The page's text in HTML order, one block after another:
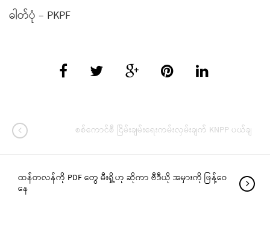
ဓါတ်ပုံ – PKPF
စစ်ကောင်စီ ငြိမ်းချမ်းရေးကမ်းလှမ်းချက် KNPP ပယ်ချ
ထန်တလန်ကို PDF တွေ မီးရှို့ဟု ဆိုကာ ဗီဒီယို အမှားကို ဖြန့်ဝေ
နေ